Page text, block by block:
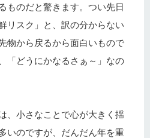
ものだと驚きます。つい先日
リスク」と、訳の分からない
物から戻るから面白いもので
「どうにかなるさぁ～」なの
、小さなことで心が大きく揺
いのですが、だんだん年を重